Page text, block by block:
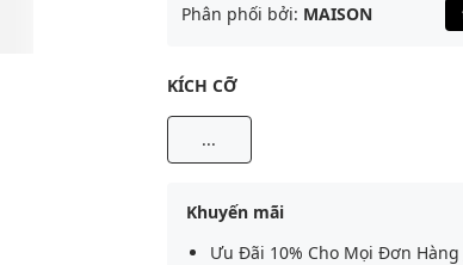
Phân phối bởi: MAISON
KÍCH CỠ
...
Khuyến mãi
Ưu Đãi 10% Cho Mọi Đơn Hàng